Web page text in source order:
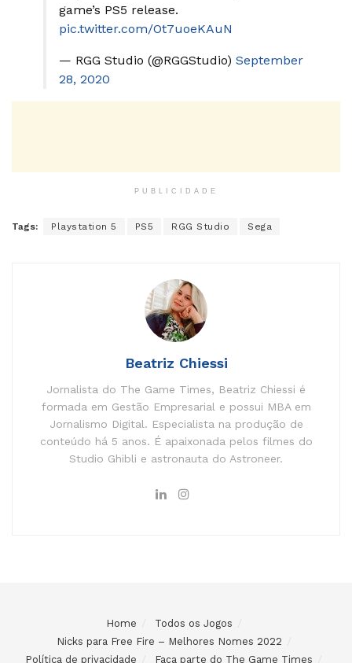
game’s PS5 release.
pic.twitter.com/Ot7uoeKAuN
— RGG Studio (@RGGStudio) September
28, 2020
PUBLICIDADE
Tags: Playstation 5 PS5 RGG Studio Sega
Beatriz Chiessi
Jornalista do The Game Times, Beatriz Chiessi é
formada em Gestão Empresarial e possui MBA em
Jornalismo Digital. Especialista na produção de
conteúdo há 5 anos. É apaixonada pelos filmes do
Studio Ghibli e astronauta do Astroneer.
Home
Todos os Jogos
Nicks para Free Fire – Melhores Nomes 2022
Política de privacidade
Faça parte do The Game Times